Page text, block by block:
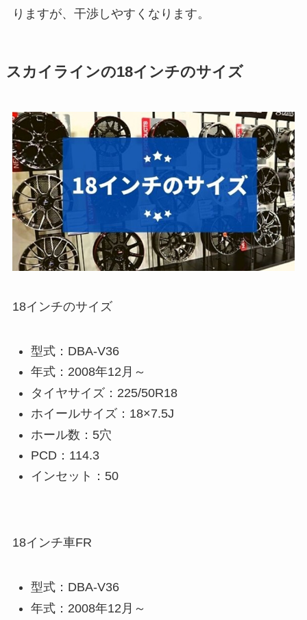
りますが、干渉しやすくなります。
スカイラインの18インチのサイズ
18インチのサイズ
型式：DBA-V36
年式：2008年12月～
タイヤサイズ：225/50R18
ホイールサイズ：18×7.5J
ホール数：5穴
PCD：114.3
インセット：50
18インチ車FR
型式：DBA-V36
年式：2008年12月～